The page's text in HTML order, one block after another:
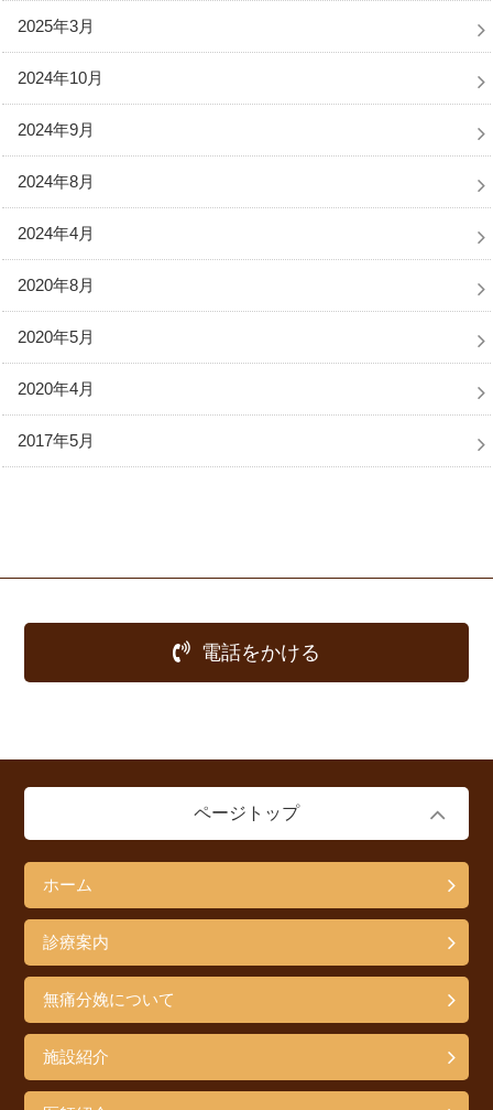
2025年3月
2024年10月
2024年9月
2024年8月
2024年4月
2020年8月
2020年5月
2020年4月
2017年5月
電話をかける
ページトップ
ホーム
診療案内
無痛分娩について
施設紹介